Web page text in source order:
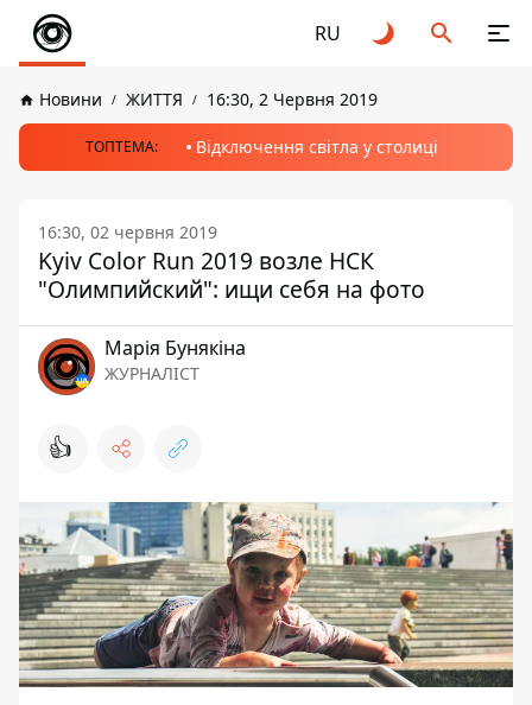
RU
Новини ЖИТТЯ 16:30, 2 Червня 2019
ТОПТЕМА: Відключення світла у столиці
16:30, 02 червня 2019
Kyiv Color Run 2019 возле НСК
"Олимпийский": ищи себя на фото
Марія Бунякіна
ЖУРНАЛІСТ
👍